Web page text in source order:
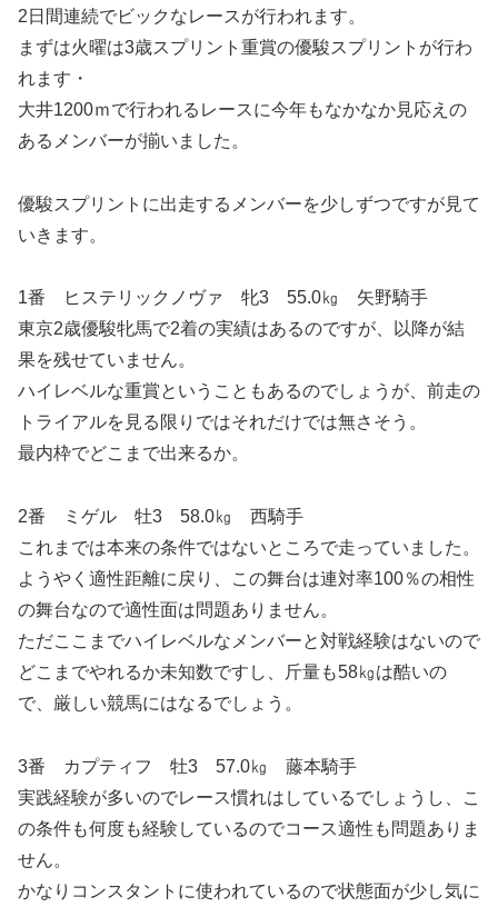
2日間連続でビックなレースが行われます。
まずは火曜は3歳スプリント重賞の優駿スプリントが行わ
れます・
大井1200ｍで行われるレースに今年もなかなか見応えの
あるメンバーが揃いました。
優駿スプリントに出走するメンバーを少しずつですが見て
いきます。
1番 ヒステリックノヴァ 牝3 55.0㎏ 矢野騎手
東京2歳優駿牝馬で2着の実績はあるのですが、以降が結
果を残せていません。
ハイレベルな重賞ということもあるのでしょうが、前走の
トライアルを見る限りではそれだけでは無さそう。
最内枠でどこまで出来るか。
2番 ミゲル 牡3 58.0㎏ 西騎手
これまでは本来の条件ではないところで走っていました。
ようやく適性距離に戻り、この舞台は連対率100％の相性
の舞台なので適性面は問題ありません。
ただここまでハイレベルなメンバーと対戦経験はないので
どこまでやれるか未知数ですし、斤量も58㎏は酷いの
で、厳しい競馬にはなるでしょう。
3番 カプティフ 牡3 57.0㎏ 藤本騎手
実践経験が多いのでレース慣れはしているでしょうし、こ
の条件も何度も経験しているのでコース適性も問題ありま
せん。
かなりコンスタントに使われているので状態面が少し気に